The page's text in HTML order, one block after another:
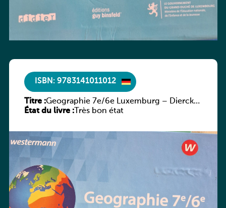
ISBN: 9783141011012
Titre :Geographie 7e/6e Luxemburg – Diercke
Praxis
État du livre :Très bon état